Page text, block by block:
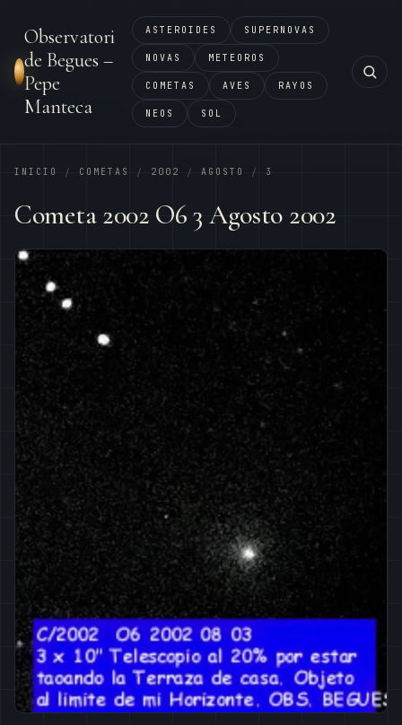
Observatori
de Begues –
Pepe
Manteca
ASTEROIDES SUPERNOVAS
NOVAS METEOROS
COMETAS AVES RAYOS
NEOS SOL
INICIO / COMETAS / 2002 / AGOSTO / 3
Cometa 2002 O6 3 Agosto 2002